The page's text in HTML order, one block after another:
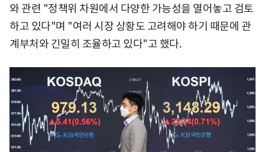
와 관련 "정책위 차원에서 다양한 가능성을 열어놓고 검토
하고 있다"며 "여러 시장 상황도 고려해야 하기 때문에 관
계부처와 긴밀히 조율하고 있다"고 했다.